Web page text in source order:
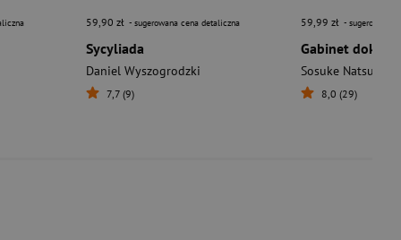
59,90 zł - sugerowana cena detaliczna
Sycyliada
Daniel Wyszogrodzki
7,7 (9)
59,99 zł - sugerowana
Gabinet
Sosuke Natsukawa
8,0 (29)